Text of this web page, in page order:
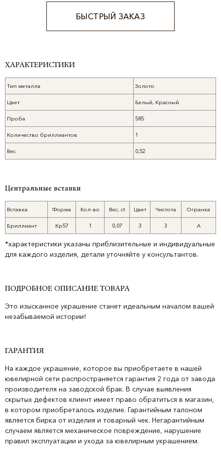
БЫСТРЫЙ ЗАКАЗ
ХАРАКТЕРИСТИКИ
Тип металла Золото
Цвет Белый, Красный
Проба 585
Количество бриллиантов 1
Вес 0,52
Центральные вставки
Вставка Форма Кол-во Вес, ct Цвет Чистота Огранка
Бриллиант Кр57 1 0,07 3 3 А
*характеристики указаны приблизительные и индивидуальные
для каждого изделия, детали уточняйте у консультантов.
ПОДРОБНОЕ ОПИСАНИЕ ТОВАРА
Это изысканное украшение станет идеальным началом вашей
незабываемой истории!
ГАРАНТИЯ
На каждое украшение, которое вы приобретаете в нашей
ювелирной сети распространяется гарантия 2 года от завода
производителя на заводской брак. В случае выявления
скрытых дефектов клиент имеет право обратиться в магазин,
в котором приобреталось изделие. Гарантийным талоном
является бирка от изделия и товарный чек. Негарантийным
случаем является механическое повреждение, нарушение
правил эксплуатации и ухода за ювелирным украшением.